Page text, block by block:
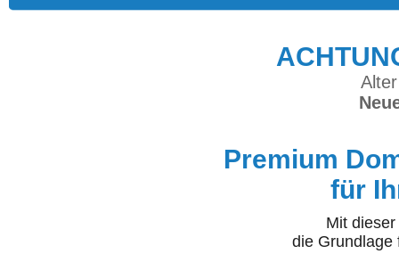
Premium
für
Mit
die